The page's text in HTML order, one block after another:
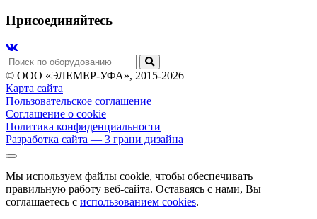
Присоединяйтесь
© ООО «ЭЛЕМЕР-УФА», 2015-2026
Карта сайта
Пользовательское соглашение
Соглашение о cookie
Политика конфиденциальности
Разработка сайта — 3 грани дизайна
Мы используем файлы cookie, чтобы обеспечивать
правильную работу веб-сайта. Оставаясь с нами, Вы
соглашаетесь с использованием cookies.